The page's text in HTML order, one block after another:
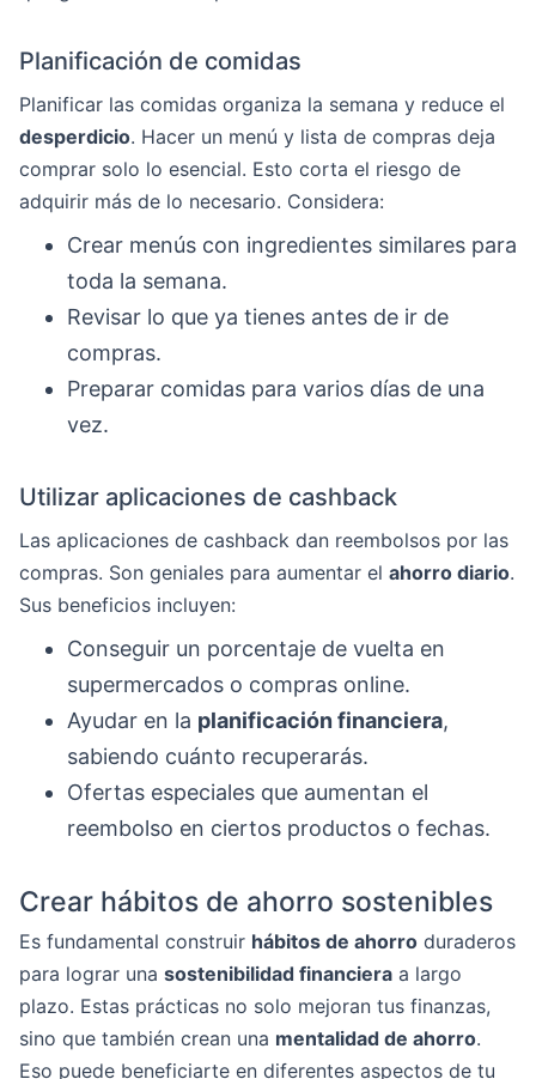
Planificación de comidas
Planificar las comidas organiza la semana y reduce el
desperdicio. Hacer un menú y lista de compras deja
comprar solo lo esencial. Esto corta el riesgo de
adquirir más de lo necesario. Considera:
Crear menús con ingredientes similares para
toda la semana.
Revisar lo que ya tienes antes de ir de
compras.
Preparar comidas para varios días de una
vez.
Utilizar aplicaciones de cashback
Las aplicaciones de cashback dan reembolsos por las
compras. Son geniales para aumentar el ahorro diario.
Sus beneficios incluyen:
Conseguir un porcentaje de vuelta en
supermercados o compras online.
Ayudar en la planificación financiera,
sabiendo cuánto recuperarás.
Ofertas especiales que aumentan el
reembolso en ciertos productos o fechas.
Crear hábitos de ahorro sostenibles
Es fundamental construir hábitos de ahorro duraderos
para lograr una sostenibilidad financiera a largo
plazo. Estas prácticas no solo mejoran tus finanzas,
sino que también crean una mentalidad de ahorro.
Eso puede beneficiarte en diferentes aspectos de tu